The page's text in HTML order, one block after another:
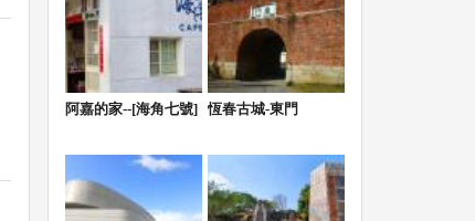
阿嘉的家--[海角七號] 恆春古城-東門